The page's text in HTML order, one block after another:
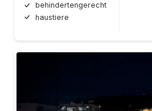
behindertengerecht
haustiere